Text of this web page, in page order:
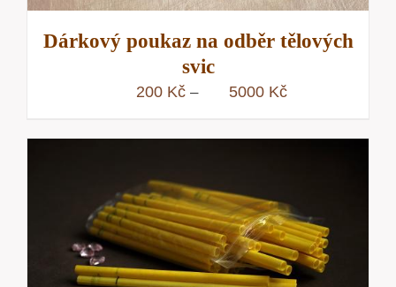
Dárkový poukaz na odběr tělových
svic
200 Kč – 5000 KčRozpětí
200 Kč